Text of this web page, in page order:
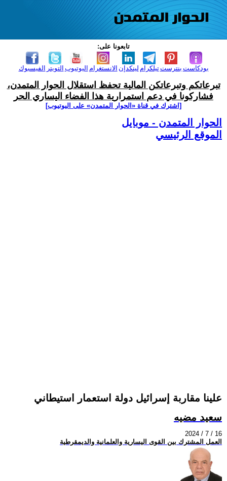
تابعونا على:
الفيسبوك التويتر اليوتيوب الانستغرام لينكدإن تيلكرامبنترست بودكاست
تبرعاتكم وتبرعاتكن المالية تحفظ استقلال الحوار المتمدن،
فشاركونا في دعم استمرارية هذا الفضاء اليساري الحر
[اشترك في قناة ‫«الحوار المتمدن» على اليوتيوب]
الحوار المتمدن - موبايل
الموقع الرئيسي
علينا مقاربة إسرائيل دولة استعمار استيطاني
سعيد مضيه
2024 / 7 / 16
العمل المشترك بين القوى اليسارية والعلمانية والديمقرطية